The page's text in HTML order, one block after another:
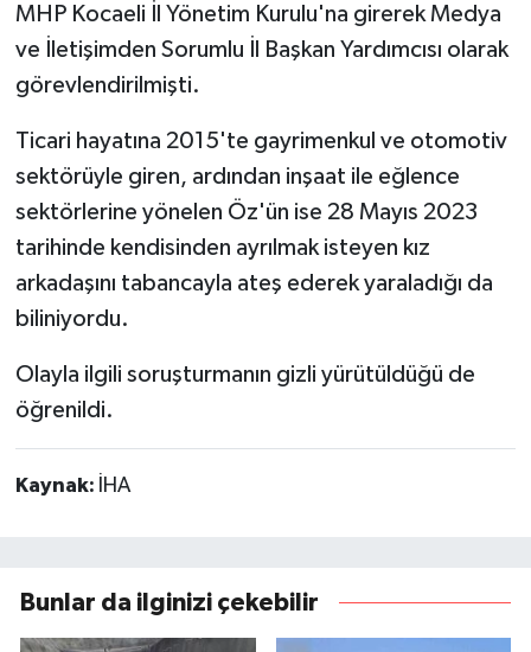
MHP Kocaeli İl Yönetim Kurulu'na girerek Medya
ve İletişimden Sorumlu İl Başkan Yardımcısı olarak
görevlendirilmişti.
Ticari hayatına 2015'te gayrimenkul ve otomotiv
sektörüyle giren, ardından inşaat ile eğlence
sektörlerine yönelen Öz'ün ise 28 Mayıs 2023
tarihinde kendisinden ayrılmak isteyen kız
arkadaşını tabancayla ateş ederek yaraladığı da
biliniyordu.
Olayla ilgili soruşturmanın gizli yürütüldüğü de
öğrenildi.
Kaynak: İHA
Bunlar da ilginizi çekebilir